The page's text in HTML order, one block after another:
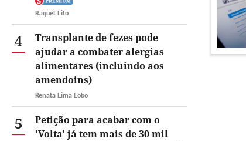
Raquel Lito
4
Transplante de fezes pode
ajudar a combater alergias
alimentares (incluindo aos
amendoins)
Renata Lima Lobo
5
Petição para acabar com o
'Volta' já tem mais de 30 mil